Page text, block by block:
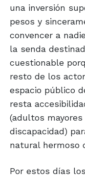
una inversión
pesos y
convencer a
la senda
cuestionable
resto de los
espacio público
resta
(adultos
discapacidad)
natural hermoso
Por estos días